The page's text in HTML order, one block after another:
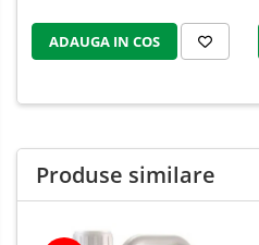
ADAUGA IN COS
Produse similare